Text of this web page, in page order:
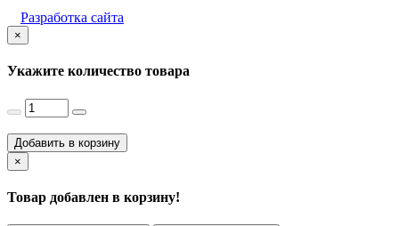
Разработка сайта
×
Укажите количество товара
Добавить в корзину
×
Товар добавлен в корзину!